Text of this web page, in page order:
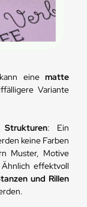
einematte
Variante
Strukturen: Ein
keine Farben
Muster, Motive
effektvoll
und Rillen